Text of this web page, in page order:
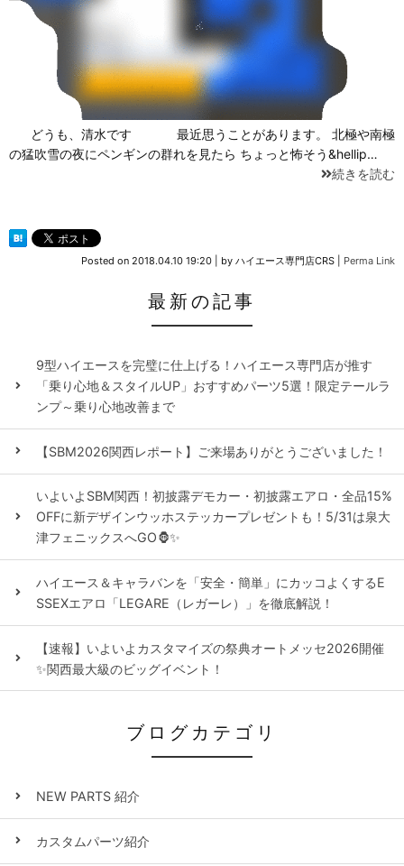
どうも、清水です 最近思うことがあります。 北極や南極
の猛吹雪の夜にペンギンの群れを見たら ちょっと怖そう&hellip…
続きを読む
Posted on 2018.04.10 19:20 by ハイエース専門店CRS Perma Link
最新の記事
9型ハイエースを完璧に仕上げる！ハイエース専門店が推す
「乗り心地＆スタイルUP」おすすめパーツ5選！限定テールラ
ンプ～乗り心地改善まで
【SBM2026関西レポート】ご来場ありがとうございました！
いよいよSBM関西！初披露デモカー・初披露エアロ・全品15%
OFFに新デザインウッホステッカープレゼントも！5/31は泉大
津フェニックスへGO🦍✨
ハイエース＆キャラバンを「安全・簡単」にカッコよくするE
SSEXエアロ「LEGARE（レガーレ）」を徹底解説！
【速報】いよいよカスタマイズの祭典オートメッセ2026開催
✨関西最大級のビッグイベント！
ブログカテゴリ
NEW PARTS 紹介
カスタムパーツ紹介